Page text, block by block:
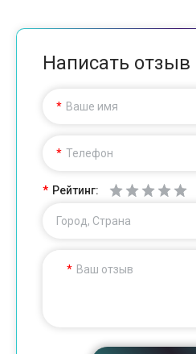
Написать отзыв
Ваше имя
Телефон
Рейтинг:
Город, Страна
Ваш отзыв